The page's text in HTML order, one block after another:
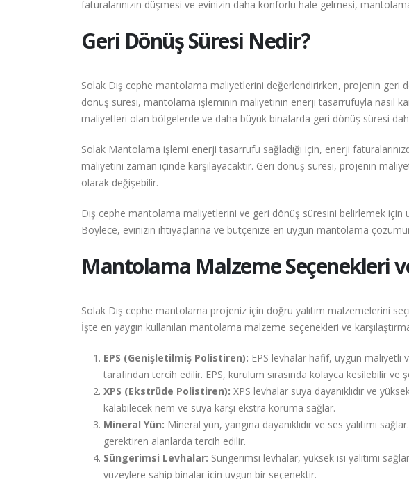
faturalarınızın düşmesi ve evinizin daha konforlu hale gelmesi,
Geri Dönüş Süresi Nedir?
Solak Dış cephe mantolama maliyetlerini değerlendirirken, projenin geri
dönüş süresi, mantolama işleminin maliyetinin enerji tasarrufuyla nasıl
maliyetleri olan bölgelerde ve daha büyük binalarda geri dönüş süresi
Solak Mantolama işlemi enerji tasarrufu sağladığı için, enerji
maliyetini zaman içinde karşılayacaktır. Geri dönüş süresi, projenin
olarak değişebilir.
Dış cephe mantolama maliyetlerini ve geri dönüş süresini belirlemek için
Böylece, evinizin ihtiyaçlarına ve bütçenize en uygun mantolama
Mantolama Malzeme Seçenekleri
Solak Dış cephe mantolama projeniz için doğru yalıtım malzemelerini
İşte en yaygın kullanılan mantolama malzeme seçenekleri ve
EPS (Genişletilmiş Polistiren): EPS levhalar hafif, uygun maliyetli
tarafından tercih edilir. EPS, kurulum sırasında kolayca kesilebilir
XPS (Ekstrüde Polistiren): XPS levhalar suya dayanıklıdır ve
kalabilecek nem ve suya karşı ekstra koruma sağlar.
Mineral Yün: Mineral yün, yangına dayanıklıdır ve ses yalıtımı
gerektiren alanlarda tercih edilir.
Süngerimsi Levhalar: Süngerimsi levhalar, yüksek ısı yalıtımı
yüzeylere sahip binalar için uygun bir seçenektir.